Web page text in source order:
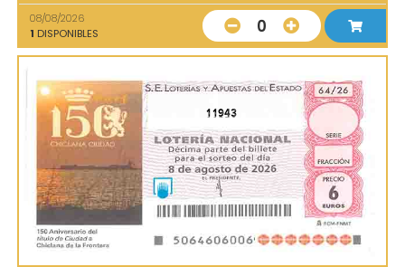
08/08/2026
1 DISPONIBLES 0
11943